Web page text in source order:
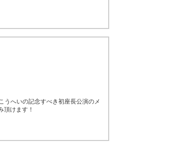
うへいの記念すべき初座長公演のメ
頂けます！